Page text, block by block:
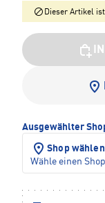
Dieser Artikel
Ausgewählter
Shop wählen
Wähle einen